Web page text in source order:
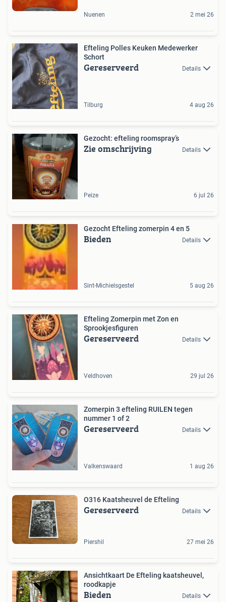
Nuenen 2 mei 26
Efteling Polles Keuken Medewerker
Schort
Gereserveerd Details
Tilburg 4 aug 26
Gezocht: efteling roomspray’s
Zie omschrijving Details
Peize 6 jul 26
Gezocht Efteling zomerpin 4 en 5
Bieden Details
Sint-Michielsgestel 5 aug 26
Efteling Zomerpin met Zon en
Sprookjesfiguren
Gereserveerd Details
Veldhoven 29 jul 26
Zomerpin 3 efteling RUILEN tegen
nummer 1 of 2
Gereserveerd Details
Valkenswaard 1 aug 26
O316 Kaatsheuvel de Efteling
Gereserveerd Details
Piershil 27 mei 26
Ansichtkaart De Efteling kaatsheuvel,
roodkapje
Bieden Details